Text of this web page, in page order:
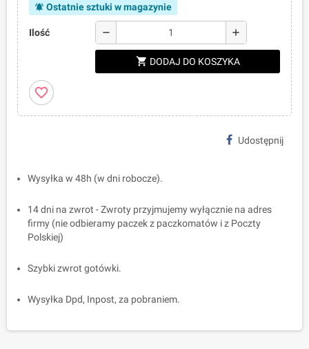
notifications_active Ostatnie sztuki w magazynie
Ilość remove add
shopping_cart DODAJ DO KOSZYKA
favorite_border
Udostępnij
Wysyłka w 48h (w dni robocze).
14 dni na zwrot - Zwroty przyjmujemy wyłącznie na adres
firmy (nie odbieramy paczek z paczkomatów i z Poczty
Polskiej)
Szybki zwrot gotówki.
Wysyłka Dpd, Inpost, za pobraniem.